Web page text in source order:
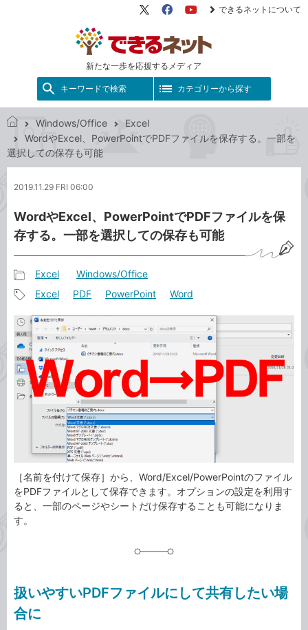
新たな一歩を応援するメディア
X（旧
FacebookYouTube
できるネットについて
キーワードで検索 カテゴリーから探す
で
き
ッ
Windows/Office
Excel
WordやExcel、PowerPointでPDFファイルを保存する。一部を
選択しての保存も可能
2019.11.29 FRI 06:00
WordやExcel、PowerPointでPDFファイルを保
存する。一部を選択しての保存も可能
事
カ
テ
ゴ
リ
Excel Windows/Office
事
タ
グ
Excel PDF PowerPoint Word
［名前を付けて保存］から、Word/Excel/PowerPointのファイル
をPDFファイルとして保存できます。オプションの設定を利用す
ると、一部のページやシートだけ保存することも可能になりま
す。
扱いやすいPDFファイルにして共有したい場
合に